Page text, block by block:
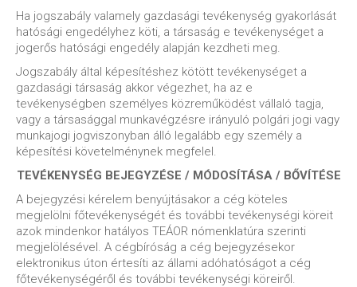
Ha jogszabály valamely gazdasági tevékenység gyakorlását
hatósági engedélyhez köti, a társaság e tevékenységet a
jogerős hatósági engedély alapján kezdheti meg.
Jogszabály által képesítéshez kötött tevékenységet a
gazdasági társaság akkor végezhet, ha az e
tevékenységben személyes közreműködést vállaló tagja,
vagy a társasággal munkavégzésre irányuló polgári jogi vagy
munkajogi jogviszonyban álló legalább egy személy a
képesítési követelménynek megfelel.
TEVÉKENYSÉG BEJEGYZÉSE / MÓDOSÍTÁSA / BŐVÍTÉSE
A bejegyzési kérelem benyújtásakor a cég köteles
megjelölni főtevékenységét és további tevékenységi köreit
azok mindenkor hatályos TEÁOR nómenklatúra szerinti
megjelölésével. A cégbíróság a cég bejegyzésekor
elektronikus úton értesíti az állami adóhatóságot a cég
főtevékenységéről és további tevékenységi köreiről.